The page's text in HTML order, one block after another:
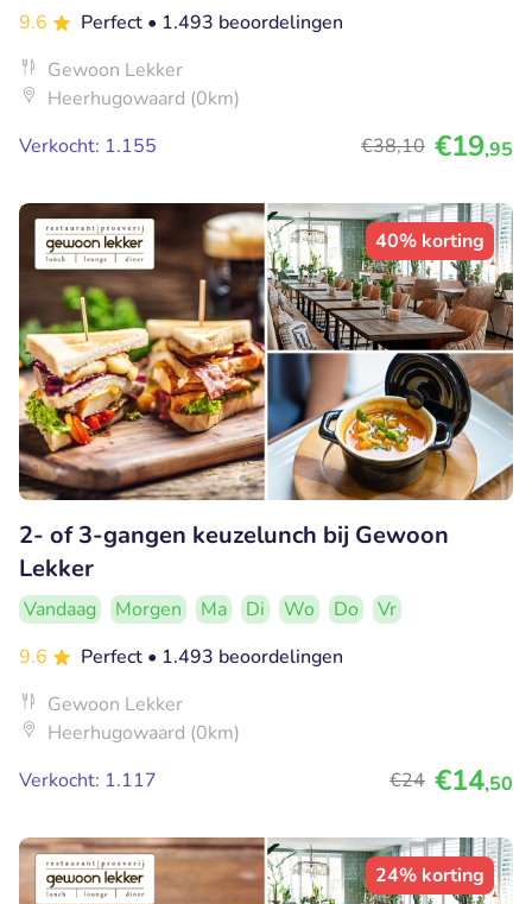
9.6 Perfect • 1.493 beoordelingen
Gewoon Lekker
Heerhugowaard (0km)
Verkocht: 1.155
€38,10 €19,95
40% korting
2- of 3-gangen keuzelunch bij Gewoon
Lekker
Vandaag Morgen Ma Di Wo Do
Vr
9.6
Perfect • 1.493 beoordelingen
Gewoon Lekker
Heerhugowaard (0km)
Verkocht: 1.117
€24 €14,50
24% korting